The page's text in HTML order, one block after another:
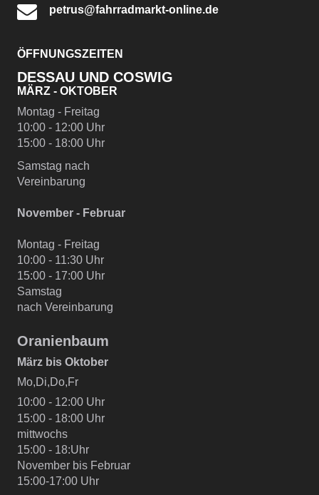
petrus@fahrradmarkt-online.de
ÖFFNUNGSZEITEN
DESSAU UND COSWIG
MÄRZ - OKTOBER
Montag - Freitag
10:00 - 12:00 Uhr
15:00 - 18:00 Uhr
Samstag nach
Vereinbarung
November - Februar
Montag - Freitag
10:00 - 11:30 Uhr
15:00 - 17:00 Uhr
Samstag
nach Vereinbarung
Oranienbaum
März bis Oktober
Mo,Di,Do,Fr
10:00 - 12:00 Uhr
15:00 - 18:00 Uhr
mittwochs
15:00 - 18:Uhr
November bis Februar
15:00-17:00 Uhr